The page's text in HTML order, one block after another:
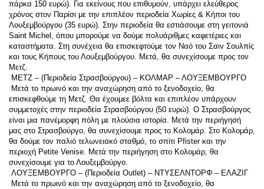
πάρκα 150 ευρώ). Για εκείνους που επιθυμούν, υπάρχει ελεύθερος
χρόνος στον Παρίσι με την επιπλέον περιοδεία Χωρίες & Κήποι του
Λουξεμβούργου (35 ευρώ). Στην περιοδεία θα εστιάσουμε στη γειτονιά
Saint Michel, όπου μπορούμε να δούμε πολυάριθμες καφετέριες και
καταστήματα. Στη συνέχεια θα επισκεφτούμε τον Ναό του Σαιν Σουλπίς
και τους Κήπους του Λουξεμβούργου. Μετά, θα συνεχίσουμε προς τον
Μετζ.
ΜΕΤΖ – (Περιοδεία Στρασβούργου) – ΚΟΛΜΑΡ – ΛΟΥΞΕΜΒΟΥΡΓΟ
επισκεφθούμε τη Μετζ. Θα έχουμεε βόλτα και επιπλέον υπάρχουν
συμμετοχές στην περιοδεία Στρασβούργου (50 ευρώ). Ο Στρασβούργος
είναι μια πανέμορφη πόλη με πλούσια ιστορία. Μετά την περιήγησή
μας στο Στρασβούργο, θα συνεχίσουμε προς το Κολομάρ. Στο Κολομάρ,
θα δούμε τον παλιό τελωνειακό σταθμό, το σπίτι Pfister και την
περιοχή Petite Venise. Μετά την περιήγηση στο Κολομάρ, θα
συνεχίσουμε για το Λουξεμβούργο.
ΛΟΥΞΕΜΒΟΥΡΓΟ – (Περιοδεία Outlet) – ΝΤΥΣΕΛΝΤΟΡΦ – ΕΛΑΖΙΓ